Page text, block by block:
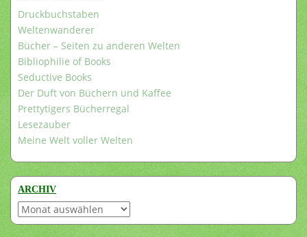
Druckbuchstaben
Weltenwanderer
Bücher – Seiten zu anderen Welten
Bibliophilie of Books
Seductive Books
Der Duft von Büchern und Kaffee
Prettytigers Bücherregal
Lesezauber
Meine Welt voller Welten
ARCHIV
Archiv